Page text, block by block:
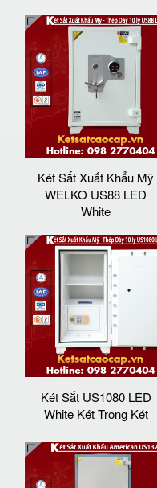
Két Sắt Xuất Khẩu Mỹ
WELKO US88 LED
White
Két Sắt US1080 LED
White Két Trong Két